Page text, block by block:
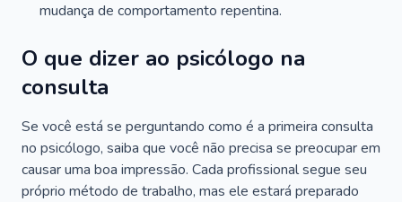
mudança de comportamento repentina.
O que dizer ao psicólogo na
consulta
Se você está se perguntando como é a primeira consulta
no psicólogo, saiba que você não precisa se preocupar em
causar uma boa impressão. Cada profissional segue seu
próprio método de trabalho, mas ele estará preparado